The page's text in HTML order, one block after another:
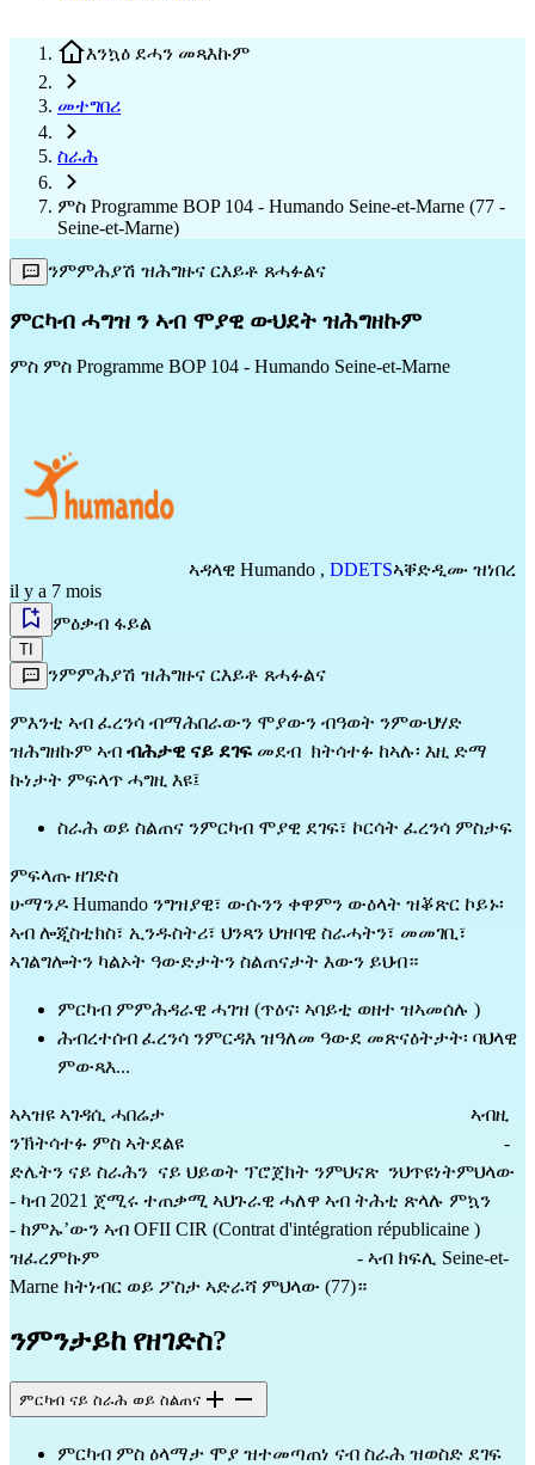
እንኳዕ ደሓን መጻእኩም
መተግበሪ
ስራሕ
ምስ Programme BOP 104 - Humando Seine-et-Marne (77 -
Seine-et-Marne)
ንምምሕያሽ ዝሕግዙና ርእይቶ ጸሓፉልና
ምርካብ ሓግዝ ን ኣብ ሞያዊ ውህደት ዝሕግዘኩም
ምስ ምስ Programme BOP 104 - Humando Seine-et-Marne
ኣዳላዊ Humando , DDETSኣቐድዲሙ ዝነበረ
il y a 7 mois
ምዕቃብ ፋይል
TI
ንምምሕያሽ ዝሕግዙና ርእይቶ ጸሓፉልና
ምእንቲ ኣብ ፈረንሳ ብማሕበራውን ሞያውን ብዓወት ንምውህሃድ
ዝሕግዘኩም ኣብ ብሕታዊ ናይ ደገፍ መደብ  ክትሳተፉ ከኣሉ፡ እዚ ድማ
ኩነታት ምፍላጥ ሓግዚ እዩ፤
ስራሕ ወይ ስልጠና ንምርካብ ሞያዊ ደገፍ፣ ኮርሳት ፈረንሳ ምስታፍ
ምፍላጡ ዘገድስ
ሁማንዶ Humando ንግዝያዊ፣ ውሱንን ቀዋምን ውዕላት ዝቖጽር ኮይኑ፡
ኣብ ሎጂስቲክስ፣ ኢንዱስትሪ፣ ህንጻን ህዝባዊ ስራሓትን፣ መመገቢ፣
ኣገልግሎትን ካልኦት ዓውድታትን ስልጠናታት እውን ይህብ።
ምርካብ ምምሕዳራዊ ሓገዝ (ጥዕና፡ ኣባይቲ ወዘተ ዝኣመሰሉ )
ሕብረተሰብ ፈረንሳ ንምርዳእ ዝዓለመ ዓውደ መጽናዕትታት፡ ባህላዊ
ምውጻእ...
ኣኣዝዩ ኣገዳሲ ሓበሬታ                                                                ኣብዚ
ንኽትሳተፉ ምስ ኣትደልዩ                                                                   -
ድሌትን ናይ ስራሕን  ናይ ህይወት ፕሮጀክት ንምህናጽ  ንህጥዩነትምህላው
- ካብ 2021 ጀሚሩ ተጠቃሚ ኣህጉራዊ ሓለዋ ኣብ ትሕቲ ጽላሉ ምኳን
- ከምኡ’ውን ኣብ OFII CIR (Contrat d'intégration républicaine )
ዝፈረምኩም                                                      - ኣብ ክፍሊ Seine-et-
Marne ክትነብር ወይ ፖስታ ኣድራሻ ምህላው (77)።
ንምንታይከ የዘገድስ?
ምርካብ ናይ ስራሕ ወይ ስልጠና
ምርካብ ምስ ዕላማታ ሞያ ዝተመጣጠነ ናብ ስራሕ ዝወስድ ደገፍ